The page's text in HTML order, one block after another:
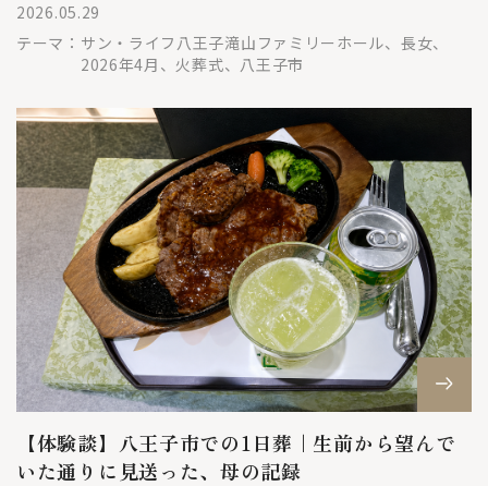
2026.05.29
テーマ： サン・ライフ八王子滝山ファミリーホール、長女、
2026年4月、火葬式、八王子市
【体験談】八王子市での1日葬｜生前から望んで
いた通りに見送った、母の記録